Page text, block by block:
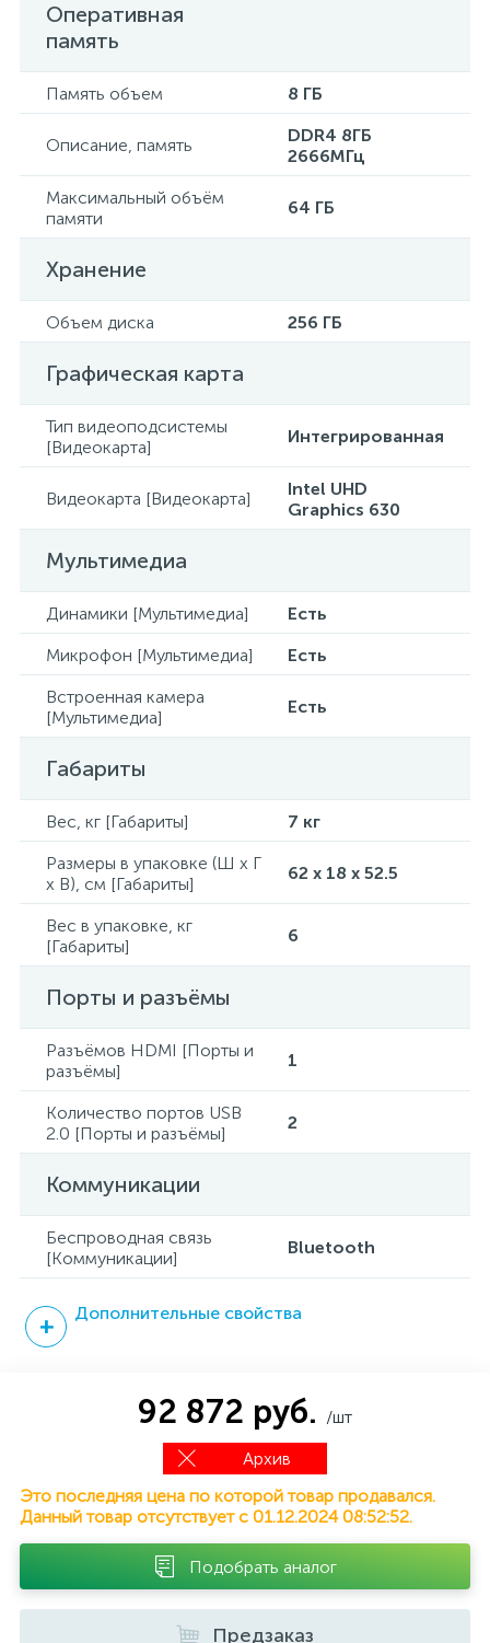
Оперативная
память
Память объем 8 ГБ
Описание, память
DDR4 8ГБ
2666МГц
Максимальный объём
памяти
64 ГБ
Хранение
Объем диска 256 ГБ
Графическая карта
Тип видеоподсистемы
[Видеокарта]
Интегрированная
Видеокарта [Видеокарта]
Intel UHD
Graphics 630
Мультимедиа
Динамики [Мультимедиа]
Есть
Микрофон [Мультимедиа]
Есть
Встроенная камера
[Мультимедиа]
Есть
Габариты
Вес, кг [Габариты]
7 кг
Размеры в упаковке (Ш x Г
x В), см [Габариты]
62 x 18 x 52.5
Вес в упаковке, кг
[Габариты]
6
Порты и разъёмы
Разъёмов HDMI [Порты и
разъёмы]
1
Количество портов USB
2.0 [Порты и разъёмы]
2
Коммуникации
Беспроводная связь
[Коммуникации]
Bluetooth
Дополнительные свойства
92 872 руб. /шт
Архив
Это последняя цена по которой товар продавался.
Данный товар отсутствует с 01.12.2024 08:52:52.
Подобрать аналог
Предзаказ